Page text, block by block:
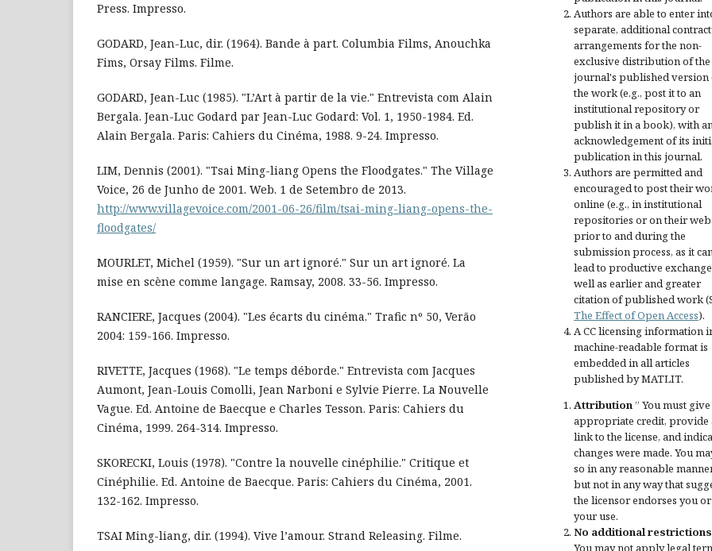
Press. Impresso.
GODARD, Jean-Luc, dir. (1964). Bande à part. Columbia Films, Anouchka
Fims, Orsay Films. Filme.
GODARD, Jean-Luc (1985). "L’Art à partir de la vie." Entrevista com Alain
Bergala. Jean-Luc Godard par Jean-Luc Godard: Vol. 1, 1950-1984. Ed.
Alain Bergala. Paris: Cahiers du Cinéma, 1988. 9-24. Impresso.
LIM, Dennis (2001). "Tsai Ming-liang Opens the Floodgates." The Village
Voice, 26 de Junho de 2001. Web. 1 de Setembro de 2013.
http://www.villagevoice.com/2001-06-26/film/tsai-ming-liang-opens-the-
floodgates/
MOURLET, Michel (1959). "Sur un art ignoré." Sur un art ignoré. La
mise en scène comme langage. Ramsay, 2008. 33-56. Impresso.
RANCIERE, Jacques (2004). "Les écarts du cinéma." Trafic nº 50, Verão
2004: 159-166. Impresso.
RIVETTE, Jacques (1968). "Le temps déborde." Entrevista com Jacques
Aumont, Jean-Louis Comolli, Jean Narboni e Sylvie Pierre. La Nouvelle
Vague. Ed. Antoine de Baecque e Charles Tesson. Paris: Cahiers du
Cinéma, 1999. 264-314. Impresso.
SKORECKI, Louis (1978). "Contre la nouvelle cinéphilie." Critique et
Cinéphilie. Ed. Antoine de Baecque. Paris: Cahiers du Cinéma, 2001.
132-162. Impresso.
TSAI Ming-liang, dir. (1994). Vive l’amour. Strand Releasing. Filme.
Authors are able to enter
separate, additional
arrangements for the non-
exclusive distribution of the
journal's published version
the work (e.g., post it to an
institutional repository or
publish it in a book), with
acknowledgement of its
publication in this journal.
Authors are permitted and
encouraged to post their
online (e.g., in institutional
repositories or on their
prior to and during the
submission process, as it
lead to productive
well as earlier and greater
citation of published work
The Effect of Open Access).
A CC licensing information
machine-readable format is
embedded in all articles
published by MATLIT.
Attribution” You must give
appropriate credit, provide
link to the license, and
changes were made. You
so in any reasonable
but not in any way that
the licensor endorses you or
your use.
No additional restrictions